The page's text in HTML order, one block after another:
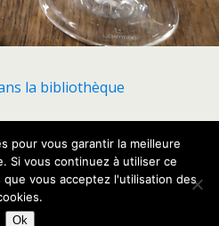
la bibliothèque
au début
pour vous garantir la meilleure
Si vous continuez à utiliser ce
vous acceptez l'utilisation des
Ok